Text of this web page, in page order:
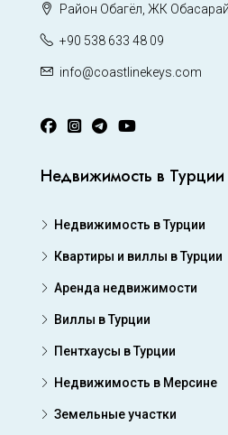
Район Обагёл, ЖК
+90 538 633 48 09
info@coastlinekeys.com
Недвижимость в Турции
Недвижимость в Турции
Квартиры и виллы в Турции
Аренда недвижимости
Виллы в Турции
Пентхаусы в Турции
Недвижимость в Мерсине
Земельные участки